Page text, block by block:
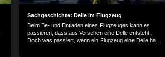
Sachgeschichte: Delle im Flugzeug
Beim Be- und Entladen eines Flugzeuges kann es
passieren, dass aus Versehen eine Delle entsteht.
Doch was passiert, wenn ein Flugzeug eine Delle hat?